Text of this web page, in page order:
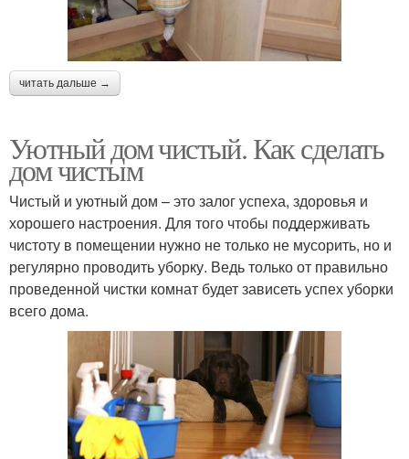
читать дальше →
Уютный дом чистый. Как сделать
дом чистым
Чистый и уютный дом – это залог успеха, здоровья и
хорошего настроения. Для того чтобы поддерживать
чистоту в помещении нужно не только не мусорить, но и
регулярно проводить уборку. Ведь только от правильно
проведенной чистки комнат будет зависеть успех уборки
всего дома.